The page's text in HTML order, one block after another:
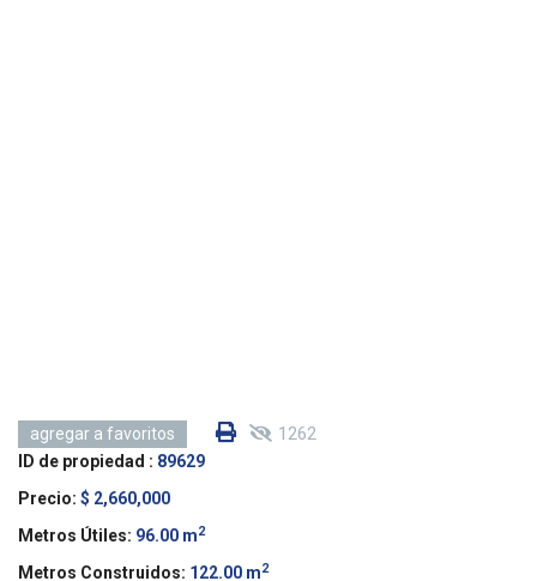
agregar a favoritos 1262
ID de propiedad : 89629
Precio: $ 2,660,000
Metros Útiles: 96.00 m2
Metros Construidos: 122.00 m2